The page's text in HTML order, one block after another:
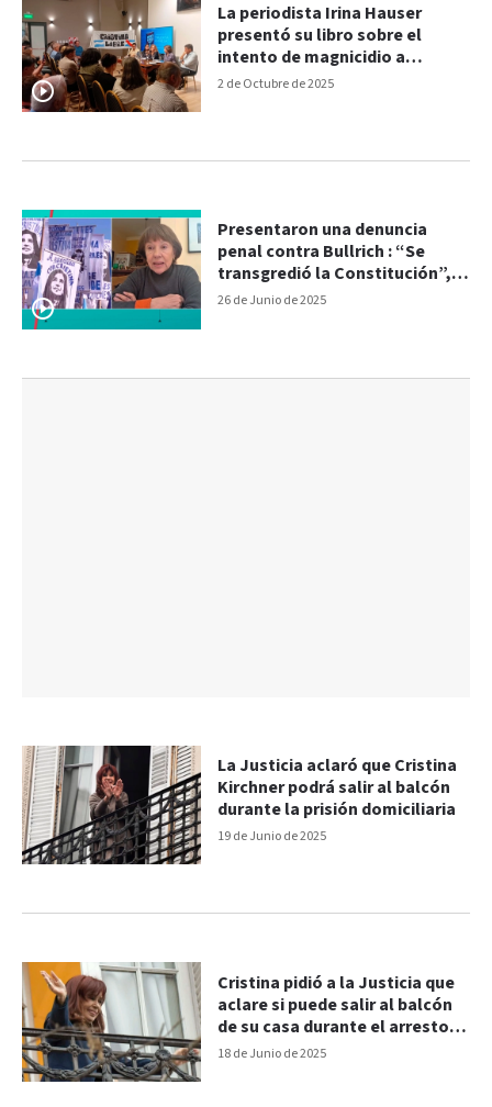
2 de Octubre de 2025
La periodista Irina Hauser
presentó su libro sobre el
intento de magnicidio a
Cristina Kirchner
26 de Junio de 2025
Presentaron una denuncia
penal contra Bullrich : “Se
transgredió la Constitución”,
dijo Osuna
19 de Junio de 2025
La Justicia aclaró que Cristina
Kirchner podrá salir al balcón
durante la prisión domiciliaria
18 de Junio de 2025
Cristina pidió a la Justicia que
aclare si puede salir al balcón
de su casa durante el arresto
domiciliario